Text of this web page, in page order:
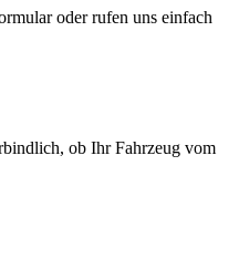
oder rufen uns einfach
ob Ihr Fahrzeug vom